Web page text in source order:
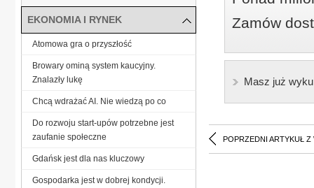
Zamów
Masz już
POPRZEDNI ARTYKUŁ Z
EKONOMIA I RYNEK
Atomowa gra o przyszłość
Browary ominą system kaucyjny.
Znalazły lukę
Chcą wdrażać AI. Nie wiedzą po co
Do rozwoju start-upów potrzebne jest
zaufanie społeczne
Gdańsk jest dla nas kluczowy
Gospodarka jest w dobrej kondycji.